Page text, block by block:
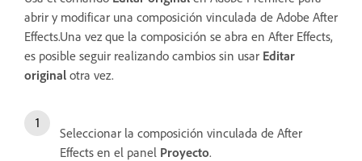
abrir y modificar una composición vinculada de Adobe After
Effects.Una vez que la composición se abra en After Effects,
es posible seguir realizando cambios sin usar Editar
original otra vez.
Seleccionar la composición vinculada de After
Effects en el panel Proyecto.